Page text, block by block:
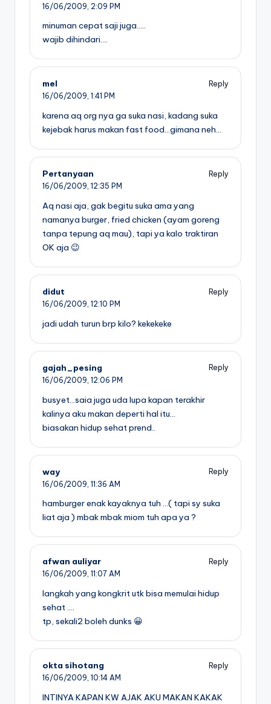
16/06/2009, 2:09 PM
minuman cepat saji juga…..
wajib dihindari….
mel
Reply
16/06/2009, 1:41 PM
karena aq org nya ga suka nasi, kadang suka
kejebak harus makan fast food…gimana neh…
Pertanyaan
Reply
16/06/2009, 12:35 PM
Aq nasi aja, gak begitu suka ama yang
namanya burger, fried chicken (ayam goreng
tanpa tepung aq mau), tapi ya kalo traktiran
OK aja 😉
didut
Reply
16/06/2009, 12:10 PM
jadi udah turun brp kilo? kekekeke
gajah_pesing
Reply
16/06/2009, 12:06 PM
busyet…saia juga uda lupa kapan terakhir
kalinya aku makan deperti hal itu…
biasakan hidup sehat prend..
way
Reply
16/06/2009, 11:36 AM
hamburger enak kayaknya tuh …( tapi sy suka
liat aja ) mbak mbak miom tuh apa ya ?
afwan auliyar
Reply
16/06/2009, 11:07 AM
langkah yang kongkrit utk bisa memulai hidup
sehat ….
tp, sekali2 boleh dunks 😀
okta sihotang
Reply
16/06/2009, 10:14 AM
INTINYA KAPAN KW AJAK AKU MAKAN KAKAK